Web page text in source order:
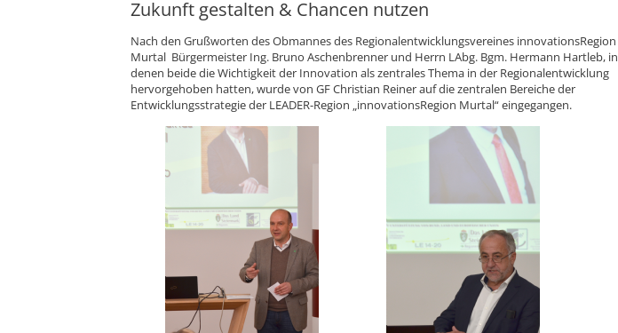
Zukunft gestalten & Chancen nutzen
Nach den Grußworten des Obmannes des Regionalentwicklungsvereines innovationsRegion
Murtal Bürgermeister Ing. Bruno Aschenbrenner und Herrn LAbg. Bgm. Hermann Hartleb, in
denen beide die Wichtigkeit der Innovation als zentrales Thema in der Regionalentwicklung
hervorgehoben hatten, wurde von GF Christian Reiner auf die zentralen Bereiche der
Entwicklungsstrategie der LEADER-Region „innovationsRegion Murtal“ eingegangen.